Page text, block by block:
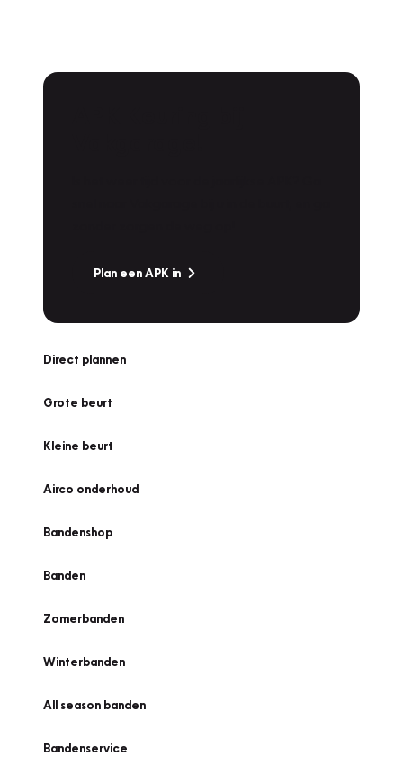
Plan een APK in
Direct plannen
Grote beurt
Kleine beurt
Airco onderhoud
Bandenshop
Banden
Zomerbanden
Winterbanden
All season banden
Bandenservice